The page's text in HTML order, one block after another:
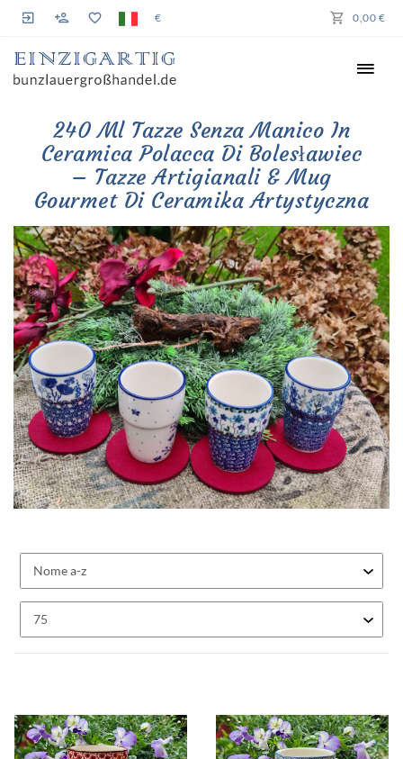
€ 0,00 €
240 Ml Tazze Senza Manico In
Ceramica Polacca Di Bolesławiec
– Tazze Artigianali & Mug
Gourmet Di Ceramika Artystyczna